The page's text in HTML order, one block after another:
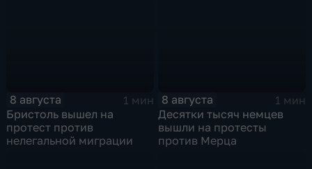
8 августа
1 мин
Бристоль вышел на
протест против
нелегальной миграции
8 августа
1 мин
Десятки тысяч немцев
вышли на протесты
против Мерца